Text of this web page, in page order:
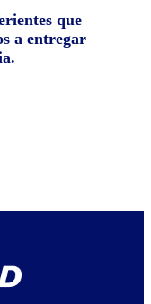
que
a entregar